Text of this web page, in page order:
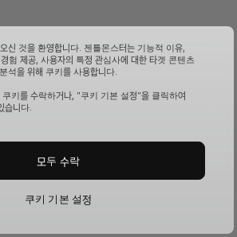
신 것을 환영합니다. 젠틀몬스터는 기능적 이유,
험 제공, 사용자의 특정 관심사에 대한 타겟 콘텐츠
석을 위해 쿠키를 사용합니다.
키를 수락하거나, "쿠키 기본 설정"을 클릭하여
습니다.
쿠키 기본 설정
모두 수락